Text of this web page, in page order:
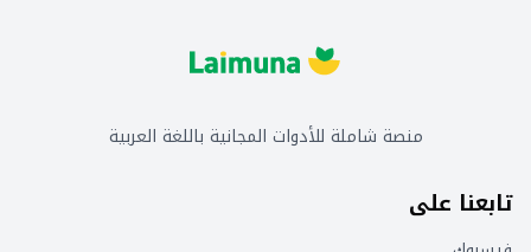
منصة شاملة للأدوات المجانية باللغة العربية
تابعنا على